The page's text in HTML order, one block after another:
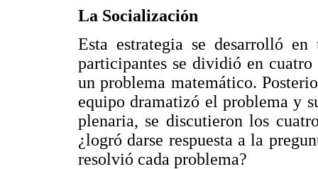
La Socialización
Esta estrategia se desarrolló
participantes se dividió en
un problema matemático.
equipo dramatizó el problema y
plenaria, se discutieron los
¿logró darse respuesta a la
resolvió cada problema?